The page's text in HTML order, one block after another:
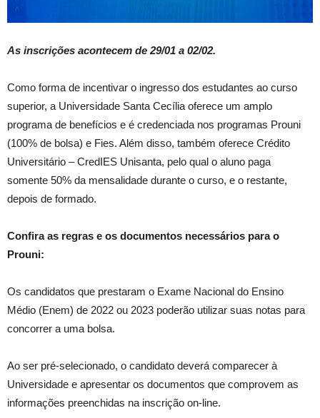
As inscrições acontecem de 29/01 a 02/02.
Como forma de incentivar o ingresso dos estudantes ao curso
superior, a Universidade Santa Cecília oferece um amplo
programa de benefícios e é credenciada nos programas Prouni
(100% de bolsa) e Fies. Além disso, também oferece Crédito
Universitário – CredIES Unisanta, pelo qual o aluno paga
somente 50% da mensalidade durante o curso, e o restante,
depois de formado.
Confira as regras e os documentos necessários para o
Prouni:
Os candidatos que prestaram o Exame Nacional do Ensino
Médio (Enem) de 2022 ou 2023 poderão utilizar suas notas para
concorrer a uma bolsa.
Ao ser pré-selecionado, o candidato deverá comparecer à
Universidade e apresentar os documentos que comprovem as
informações preenchidas na inscrição on-line.